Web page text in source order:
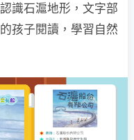
識石滬地形，文字部
孩子閱讀，學習自然